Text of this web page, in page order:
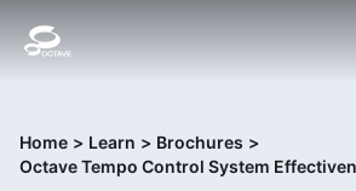
Home > Learn > Brochures >
Octave Tempo Control System